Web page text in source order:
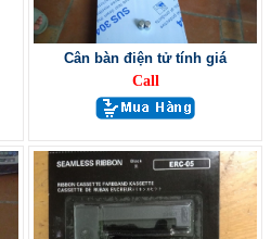
Cân bàn điện tử tính giá
Call